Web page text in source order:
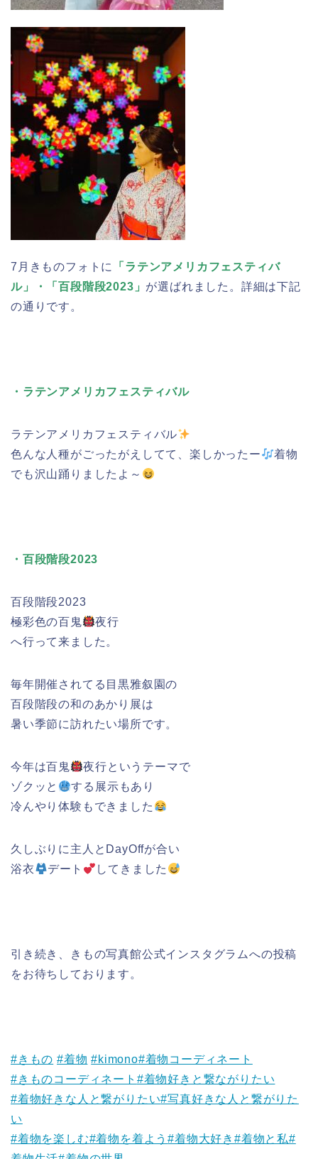
7月きものフォトに
「ラテンアメリカフェスティバ
ル」・「百段階段2023」 が選ばれました。詳細は下記
の通りです。
・ラテンアメリカフェスティバル
ラテンアメリカフェスティバル
色んな人種がごったがえしてて、楽しかったー
着物
でも沢山踊りましたよ～
・百段階段2023
百段階段2023
極彩色の百鬼
夜行
へ行って来ました。
毎年開催されてる目黒雅叙園の
百段階段の和のあかり展は
暑い季節に訪れたい場所です。
今年は百鬼
夜行というテーマで
ゾクッと
する展示もあり
冷んやり体験もできました
久しぶりに主人とDayOffが合い
浴衣
デート してきました
引き続き、きもの写真館公式インスタグラムへの投稿
をお待ちしております。
#きもの #着物 #kimono#着物コーディネート
#きものコーディネート #着物好きと繋ながりたい
#着物好きな人と繋がりたい#写真好きな人と繋がりた
い
#着物を楽しむ#着物を着よう#着物大好き#着物と私#